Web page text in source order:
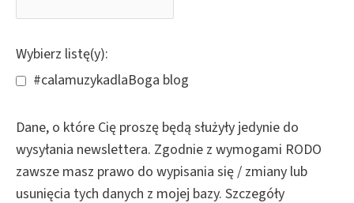
Wybierz listę(y):
#calamuzykadlaBoga blog
Dane, o które Cię proszę będą służyły jedynie do
wysyłania newslettera. Zgodnie z wymogami RODO
zawsze masz prawo do wypisania się / zmiany lub
usunięcia tych danych z mojej bazy. Szczegóły